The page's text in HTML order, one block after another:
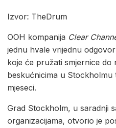
Izvor: TheDrum
OOH kompanija Clear
jednu hvale vrijednu
koje će pružati smjernice do
beskućnicima u Stockholmu
mjeseci.
Grad Stockholm, u saradnji
organizacijama, otvorio je